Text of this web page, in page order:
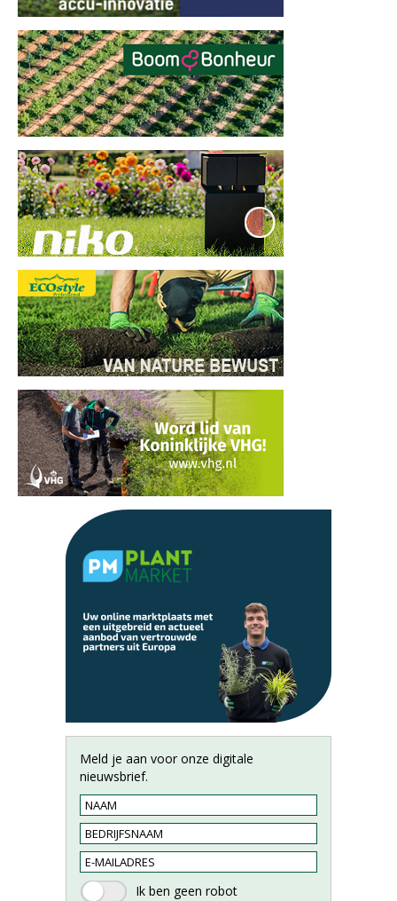
Meld je aan voor onze digitale
nieuwsbrief.